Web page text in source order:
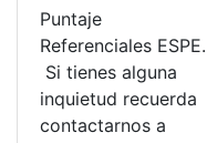
Puntaje
Referenciales ESPE.
Si tienes alguna
inquietud recuerda
contactarnos a